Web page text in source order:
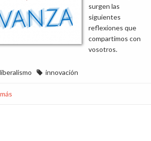
surgen las
siguientes
reflexiones que
compartimos con
vosotros.
innovación